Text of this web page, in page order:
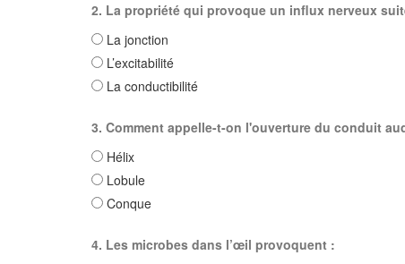
2. La propriété qui provoque un influx nerveux
La jonction
L’excitabilité
La conductibilité
3. Comment appelle-t-on l'ouverture du conduit
Hélix
Lobule
Conque
4. Les microbes dans l’œil provoquent :